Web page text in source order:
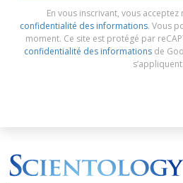
En vous inscrivant, vous acceptez
confidentialité des informations. Vous
moment. Ce site est protégé par
confidentialité des informationsde
s’appliquent.